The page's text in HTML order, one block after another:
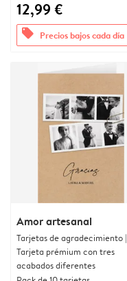
12,99 €
offers Precios bajos cada día
Amor artesanal
Tarjetas de agradecimiento |
Tarjeta prémium con tres
acabados diferentes